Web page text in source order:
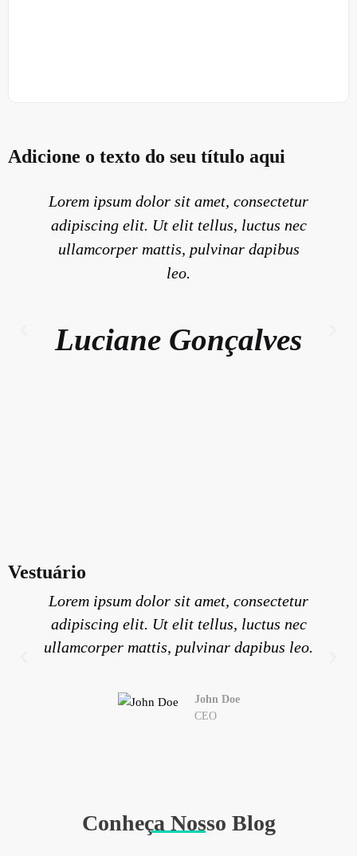
Adicione o texto do seu título aqui
Lorem ipsum dolor sit amet, consectetur
adipiscing elit. Ut elit tellus, luctus nec
ullamcorper mattis, pulvinar dapibus
leo.
Luciane Gonçalves
Vestuário
Lorem ipsum dolor sit amet, consectetur
adipiscing elit. Ut elit tellus, luctus nec
ullamcorper mattis, pulvinar dapibus leo.
John Doe
CEO
Conheça Nosso Blog